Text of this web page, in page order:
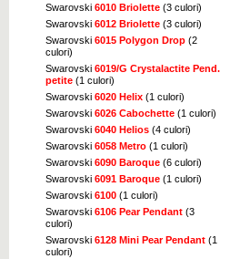
Swarovski 6010 Briolette (3 culori)
Swarovski 6012 Briolette (3 culori)
Swarovski 6015 Polygon Drop (2
culori)
Swarovski 6019/G Crystalactite Pend.
petite (1 culori)
Swarovski 6020 Helix (1 culori)
Swarovski 6026 Cabochette (1 culori)
Swarovski 6040 Helios (4 culori)
Swarovski 6058 Metro (1 culori)
Swarovski 6090 Baroque (6 culori)
Swarovski 6091 Baroque (1 culori)
Swarovski 6100 (1 culori)
Swarovski 6106 Pear Pendant (3
culori)
Swarovski 6128 Mini Pear Pendant (1
culori)